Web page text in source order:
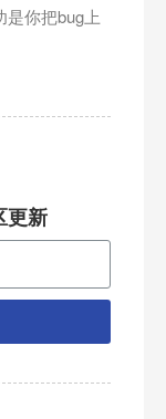
你把bug上
更新